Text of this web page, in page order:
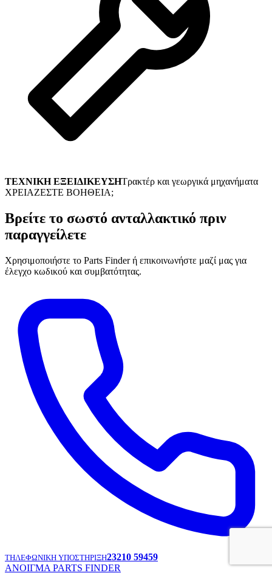
ΤΕΧΝΙΚΗ ΕΞΕΙΔΙΚΕΥΣΗΤρακτέρ και γεωργικά μηχανήματα
ΧΡΕΙΑΖΕΣΤΕ ΒΟΗΘΕΙΑ;
Βρείτε το σωστό ανταλλακτικό πριν
παραγγείλετε
Χρησιμοποιήστε το Parts Finder ή επικοινωνήστε μαζί μας για
έλεγχο κωδικού και συμβατότητας.
ΤΗΛΕΦΩΝΙΚΗ ΥΠΟΣΤΗΡΙΞΗ23210 59459
ΑΝΟΙΓΜΑ PARTS FINDER